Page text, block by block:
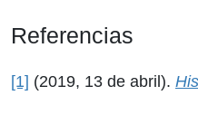
Referencias
[1] (2019, 13 de abril).